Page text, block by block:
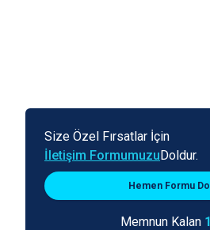
Size Özel Fırsatlar İçin
İletişim FormumuzuDoldur.
Hemen Formu
Memnun Kalan